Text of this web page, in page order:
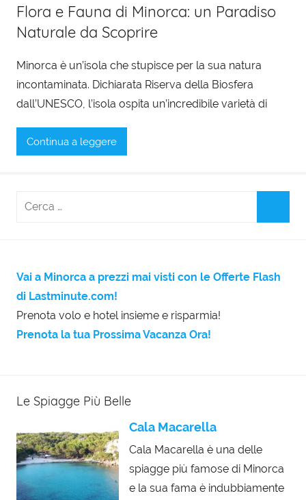
Flora e Fauna di Minorca: un Paradiso
Naturale da Scoprire
Minorca è un’isola che stupisce per la sua natura
incontaminata. Dichiarata Riserva della Biosfera
dall’UNESCO, l’isola ospita un’incredibile varietà di
Continua a leggere
Vai a Minorca a prezzi mai visti con le Offerte Flash
di Lastminute.com!
Prenota volo e hotel insieme e risparmia!
Prenota la tua Prossima Vacanza Ora!
Le Spiagge Più Belle
Cala Macarella
Cala Macarella è una delle
spiagge più famose di Minorca
e la sua fama è indubbiamente